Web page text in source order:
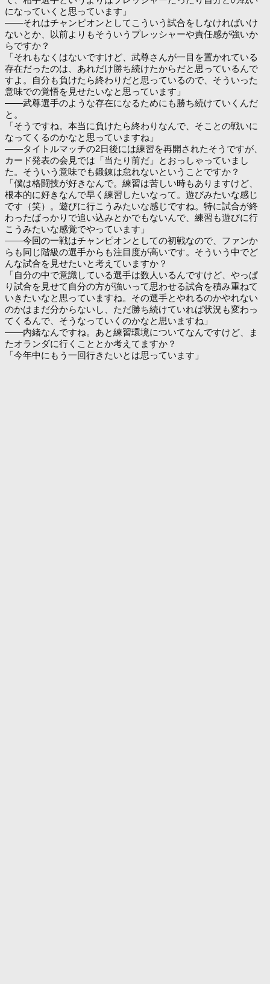
になっていくと思っています」
――それはチャンピオンとしてこういう試合をしなければいけ
ないとか、以前よりもそういうプレッシャーや責任感が強いか
らですか？
「それもなくはないですけど、武尊さんが一目を置かれている
存在だったのは、あれだけ勝ち続けたからだと思っているんで
すよ。自分も負けたら終わりだと思っているので、そういった
意味での覚悟を見せたいなと思っています」
――武尊選手のような存在になるためにも勝ち続けていくんだ
と。
「そうですね。本当に負けたら終わりなんで、そことの戦いに
なってくるのかなと思っていますね」
――タイトルマッチの2日後には練習を再開されたそうですが、
カード発表の会見では「当たり前だ」とおっしゃっていまし
た。そういう意味でも鍛錬は怠れないということですか？
「僕は格闘技が好きなんで。練習は苦しい時もありますけど、
根本的に好きなんで早く練習したいなって。遊びみたいな感じ
です（笑）。遊びに行こうみたいな感じですね。特に試合が終
わったばっかりで追い込みとかでもないんで、練習も遊びに行
こうみたいな感覚でやっています」
――今回の一戦はチャンピオンとしての初戦なので、ファンか
らも同じ階級の選手からも注目度が高いです。そういう中でど
んな試合を見せたいと考えていますか？
「自分の中で意識している選手は数人いるんですけど、やっぱ
り試合を見せて自分の方が強いって思わせる試合を積み重ねて
いきたいなと思っていますね。その選手とやれるのかやれない
のかはまだ分からないし、ただ勝ち続けていれば状況も変わっ
てくるんで、そうなっていくのかなと思いますね」
――内緒なんですね。あと練習環境についてなんですけど、ま
たオランダに行くこととか考えてますか？
「今年中にもう一回行きたいとは思っています」